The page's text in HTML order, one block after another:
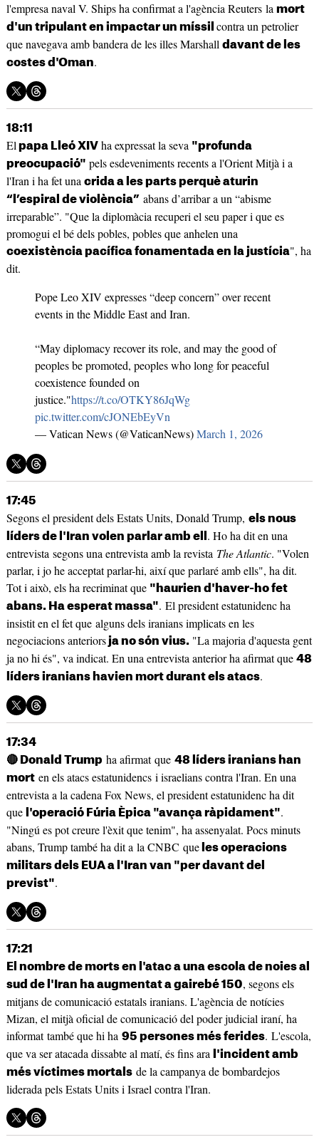
l'empresa naval V. Ships ha confirmat a l'agència Reuters la mort
d'un tripulant en impactar un míssil contra un petrolier
que navegava amb bandera de les illes Marshall davant de les
costes d'Oman.
18:11
Elpapa Lleó XIVha expressat la seva "profunda
preocupació" pels esdeveniments recents a l'Orient Mitjà i a
l'Iran i ha fet una crida a les parts perquè aturin
“l’espiral de violència”abans d’arribar a un “abisme
irreparable”. "Que la diplomàcia recuperi el seu paper i que es
promogui el bé dels pobles, pobles que anhelen una
coexistència pacífica fonamentada en la justícia", ha
dit.
Pope Leo XIV expresses “deep concern” over recent
events in the Middle East and Iran.
“May diplomacy recover its role, and may the good of
peoples be promoted, peoples who long for peaceful
coexistence founded on
justice."https://t.co/OTKY86JqWg
pic.twitter.com/cJONEbEyVn
— Vatican News (@VaticanNews)March 1, 2026
17:45
Segons el president dels Estats Units, Donald Trump, els nous
líders de l'Iran volen parlar amb ell . Ho ha dit en una
entrevista segons una entrevista amb la revista The Atlantic. "Volen
parlar, i jo he acceptat parlar-hi, així que parlaré amb ells", ha dit.
Tot i això, els ha recriminat que "haurien d'haver-ho fet
abans. Ha esperat massa". El president estatunidenc ha
insistit en el fet que alguns dels iranians implicats en les
negociacions anteriorsja no són vius."La majoria d'aquesta gent
ja no hi és", va indicat. En una entrevista anterior ha afirmat que 48
líders iranians havien mort durant els atacs.
17:34
🔴 Donald Trump ha afirmat que 48 líders iranians han
morten els atacs estatunidencs i israelians contra l'Iran. En una
entrevista a la cadena Fox News, el president estatunidenc ha dit
que
l'operació Fúria Èpica "avança ràpidament".
"Ningú es pot creure l'èxit que tenim", ha assenyalat. Pocs minuts
abans, Trump també ha dit a la CNBC queles operacions
militars dels EUA a l'Iran van "per davant del
previst".
17:21
El nombre de morts en l'atac a una escola de noies al
sud de l'Iran ha augmentat a gairebé 150, segons els
mitjans de comunicació estatals iranians. L'agència de notícies
Mizan, el mitjà oficial de comunicació del poder judicial iraní, ha
informat també que hi ha 95 persones més ferides. L'escola,
que va ser atacada dissabte al matí, és fins ara
l'incident amb
més víctimes mortalsde la campanya de bombardejos
liderada pels Estats Units i Israel contra l'Iran.